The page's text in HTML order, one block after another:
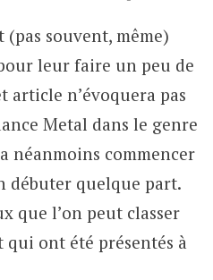
souvent, même)
leur faire un peu de
n’évoquera pas
Metal dans le genre
néanmoins commencer
débuter quelque part.
que l’on peut classer
qui ont été présentés à